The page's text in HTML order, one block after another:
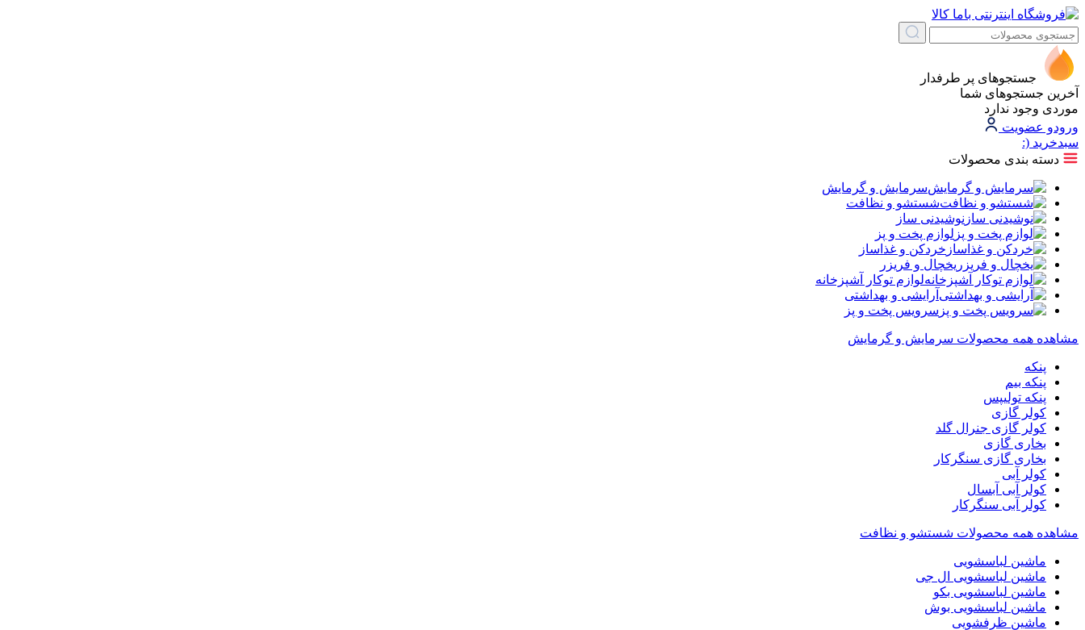
جستجوهای پر طرفدار
آخرین جستجوهای شما
موردی وجود ندارد
ورودو عضویت
سبد‌خرید (:
دسته بندی محصولات
سرمایش و گرمایش
شستشو و نظافت
نوشیدنی ساز
لوازم پخت و پز
خردکن و غذاساز
یخچال و فریزر
لوازم توکار آشپزخانه
آرایشی و بهداشتی
سرویس پخت و پز
مشاهده همه محصولات سرمایش و گرمایش
پنکه
پنکه بیم
پنکه تولیپس
کولر گازی
کولر گازی جنرال گلد
بخاری گازی
بخاری گازی سنگرکار
کولر آبی
کولر آبی آبسال
کولر آبی سنگرکار
مشاهده همه محصولات شستشو و نظافت
ماشین لباسشویی
ماشین لباسشویی ال جی
ماشین لباسشویی بکو
ماشین لباسشویی بوش
ماشین ظرفشویی